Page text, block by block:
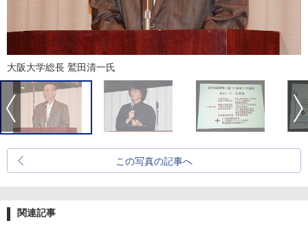
大阪大学総長 鷲田清一氏
この写真の記事へ
関連記事